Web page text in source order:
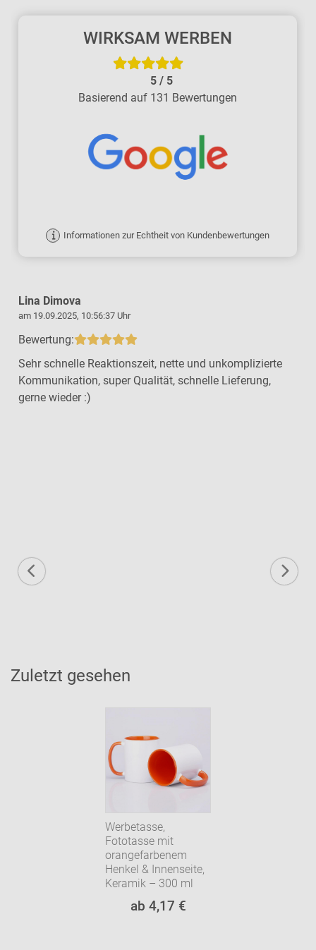
WIRKSAM WERBEN
5/ 5
Basierend auf 131 Bewertungen
Informationen zur Echtheit von Kundenbewertungen
Lina Dimova
am 19.09.2025, 10:56:37 Uhr
Bewertung:
Sehr schnelle Reaktionszeit, nette und unkomplizierte
Kommunikation, super Qualität, schnelle Lieferung,
gerne wieder :)
Zuletzt gesehen
Werbetasse,
Fototasse mit
orangefarbenem
Henkel & Innenseite,
Keramik – 300 ml
ab 4,17 €